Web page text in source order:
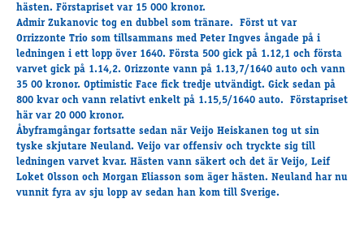
Catering by Lyon
Hotell nära oss
Nybörjar­guide
Presentkort
Tävlingsdagar
FAQ
Travkonferens
Exponering & värdskap
hästen. Förstapriset var 15 000 kronor.
Admir Zukanovic tog en dubbel som tränare. Först ut var
Orrizzonte Trio som tillsammans med Peter Ingves ångade på i
ledningen i ett lopp över 1640. Första 500 gick på 1.12,1 och första
varvet gick på 1.14,2. Orizzonte vann på 1.13,7/1640 auto och vann
35 00 kronor. Optimistic Face fick tredje utvändigt. Gick sedan på
800 kvar och vann relativt enkelt på 1.15,5/1640 auto. Förstapriset
här var 20 000 kronor.
Åbyframgångar fortsatte sedan när Veijo Heiskanen tog ut sin
tyske skjutare Neuland. Veijo var offensiv och tryckte sig till
ledningen varvet kvar. Hästen vann säkert och det är Veijo, Leif
Loket Olsson och Morgan Eliasson som äger hästen. Neuland har nu
vunnit fyra av sju lopp av sedan han kom till Sverige.